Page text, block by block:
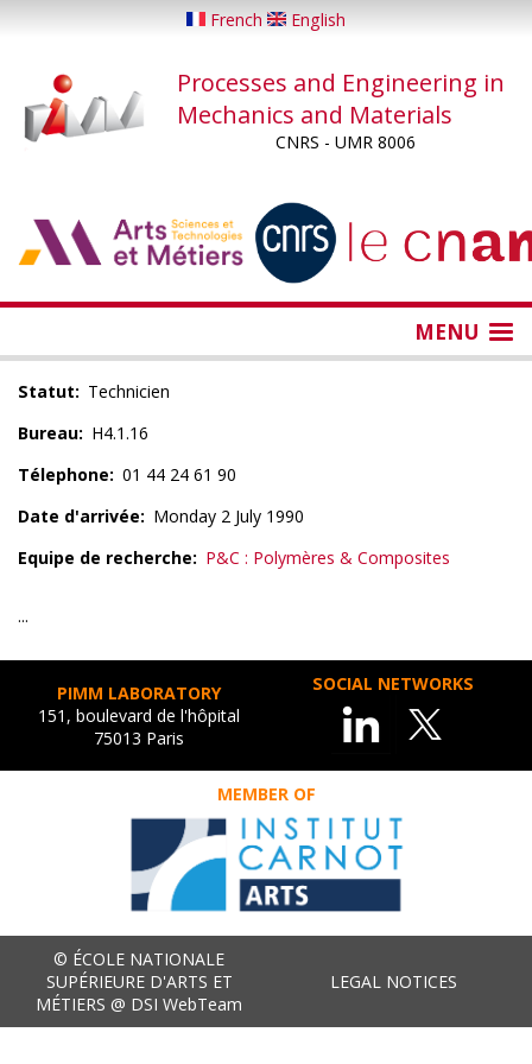
content
French English
Processes and Engineering in
Mechanics and Materials
CNRS - UMR 8006
MENU
Statut
Technicien
Bureau
H4.1.16
Télephone
01 44 24 61 90
Date d'arrivée
Monday 2 July 1990
Equipe de recherche
P&C : Polymères & Composites
...
PIMM LABORATORY
151, boulevard de l'hôpital
75013 Paris
SOCIAL NETWORKS
MEMBER OF
© ÉCOLE NATIONALE
SUPÉRIEURE D'ARTS ET
MÉTIERS @ DSI WebTeam
LEGAL NOTICES